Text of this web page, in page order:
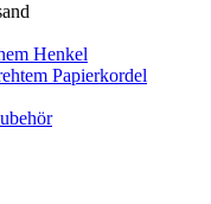
Henkel
Papierkordel